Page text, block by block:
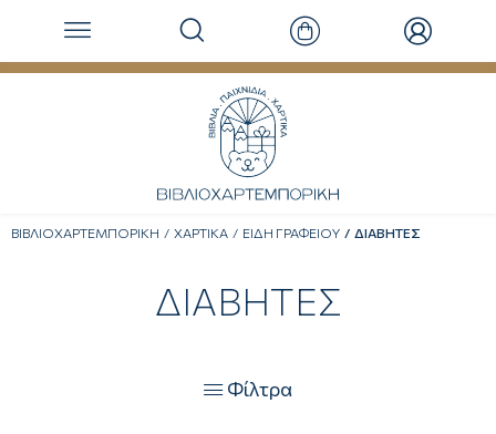
ΒΙΒΛΙΟΧΑΡΤΕΜΠΟΡΙΚΗ ΧΑΡΤΙΚΑ ΕΙΔΗ ΓΡΑΦΕΙΟΥ ΔΙΑΒΗΤΕΣ
ΔΙΑΒΗΤΕΣ
 Φίλτρα